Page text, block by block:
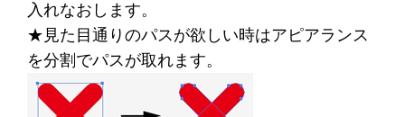
入れなおします。
★見た目通りのパスが欲しい時はアピアランス
を分割でパスが取れます。